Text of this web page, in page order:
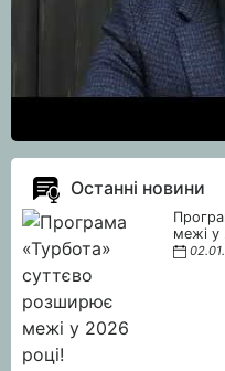
Останні новини
межі у